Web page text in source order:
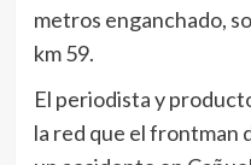
metros enganchado,
km 59.
El periodista y
la red que el frontman